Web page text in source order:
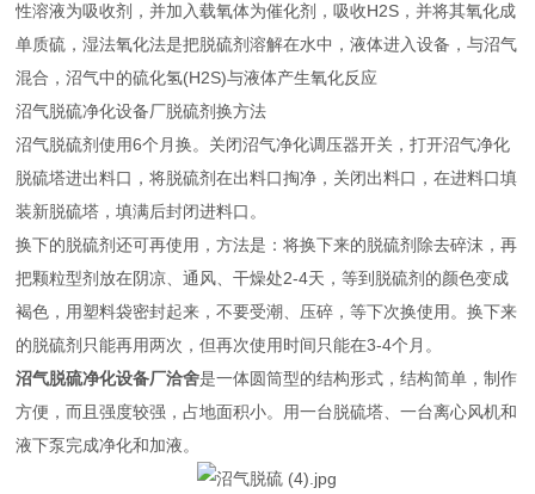
性溶液为吸收剂，并加入载氧体为催化剂，吸收H2S，并将其氧化成
单质硫，湿法氧化法是把脱硫剂溶解在水中，液体进入设备，与沼气
混合，沼气中的硫化氢(H2S)与液体产生氧化反应
沼气脱硫净化设备厂脱硫剂换方法
沼气脱硫剂使用6个月换。关闭沼气净化调压器开关，打开沼气净化
脱硫塔进出料口，将脱硫剂在出料口掏净，关闭出料口，在进料口填
装新脱硫塔，填满后封闭进料口。
换下的脱硫剂还可再使用，方法是：将换下来的脱硫剂除去碎沫，再
把颗粒型剂放在阴凉、通风、干燥处2-4天，等到脱硫剂的颜色变成
褐色，用塑料袋密封起来，不要受潮、压碎，等下次换使用。换下来
的脱硫剂只能再用两次，但再次使用时间只能在3-4个月。
沼气脱硫净化设备厂洽舍是一体圆筒型的结构形式，结构简单，制作
方便，而且强度较强，占地面积小。用一台脱硫塔、一台离心风机和
液下泵完成净化和加液。